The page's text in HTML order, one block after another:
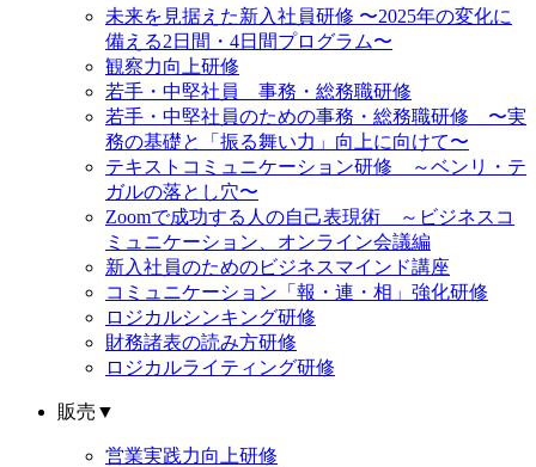
未来を見据えた新入社員研修 〜2025年の変化に
備える2日間・4日間プログラム〜
観察力向上研修
若手・中堅社員 事務・総務職研修
若手・中堅社員のための事務・総務職研修 〜実
務の基礎と「振る舞い力」向上に向けて〜
テキストコミュニケーション研修 ～ベンリ・テ
ガルの落とし穴〜
Zoomで成功する人の自己表現術 ～ビジネスコ
ミュニケーション、オンライン会議編
新入社員のためのビジネスマインド講座
コミュニケーション「報・連・相」強化研修
ロジカルシンキング研修
財務諸表の読み方研修
ロジカルライティング研修
販売 ▼
営業実践力向上研修